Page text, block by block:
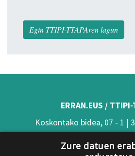
Egin TTIPI-TTAPAren lagun
ERRAN.EUS / TTIPI-
Koskontako bidea, 07 - 1 |
Zure datuen